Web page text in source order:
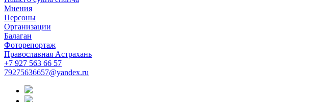
Мнения
Персоны
Организации
Балаган
Фоторепортаж
Православная Астрахань
+7 927 563 66 57
79275636657@yandex.ru